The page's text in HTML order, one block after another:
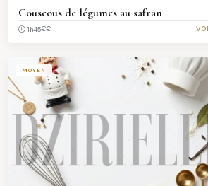
Couscous de légumes au safran
1h45€€
MOYEN